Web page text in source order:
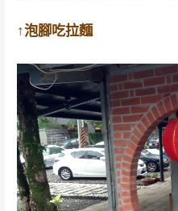
↑泡腳吃拉麵